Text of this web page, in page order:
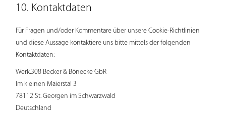
10. Kontaktdaten
Für Fragen und/oder Kommentare über unsere Cookie-Richtlinien
und diese Aussage kontaktiere uns bitte mittels der folgenden
Kontaktdaten:
Werk.308 Becker & Bönecke GbR
Im kleinen Maierstal 3
78112 St. Georgen im Schwarzwald
Deutschland